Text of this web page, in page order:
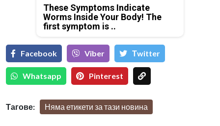
These Symptoms Indicate
Worms Inside Your Body! The
first symptom is ..
Facebook Viber Тwitter
Whatsapp Pinterest
Тагове: Няма етикети за тази новина